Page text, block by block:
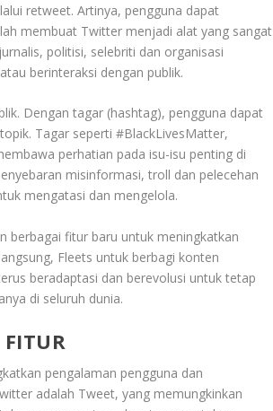
retweet. Artinya, pengguna dapat
membuat Twitter menjadi alat yang sangat
politisi, selebriti dan organisasi
berinteraksi dengan publik.
Dengan tagar (hashtag), pengguna dapat
Tagar seperti #BlackLivesMatter,
perhatian pada isu-isu penting di
misinformasi, troll dan pelecehan
mengatasi dan mengelola.
berbagai fitur baru untuk meningkatkan
Fleets untuk berbagi konten
beradaptasi dan berevolusi untuk tetap
di seluruh dunia.
pengalaman pengguna dan
adalah Tweet, yang memungkinkan